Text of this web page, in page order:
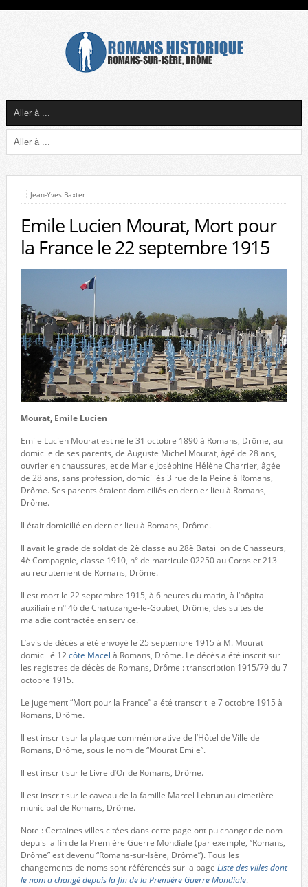
Jean-Yves Baxter
Emile Lucien Mourat, Mort pour
la France le 22 septembre 1915
Mourat, Emile Lucien
Emile Lucien Mourat est né le 31 octobre 1890 à Romans, Drôme, au
domicile de ses parents, de Auguste Michel Mourat, âgé de 28 ans,
ouvrier en chaussures, et de Marie Joséphine Hélène Charrier, âgée
de 28 ans, sans profession, domiciliés 3 rue de la Peine à Romans,
Drôme. Ses parents étaient domiciliés en dernier lieu à Romans,
Drôme.
Il était domicilié en dernier lieu à Romans, Drôme.
Il avait le grade de soldat de 2è classe au 28è Bataillon de Chasseurs,
4è Compagnie, classe 1910, n° de matricule 02250 au Corps et 213
au recrutement de Romans, Drôme.
Il est mort le 22 septembre 1915, à 6 heures du matin, à l’hôpital
auxiliaire n° 46 de Chatuzange-le-Goubet, Drôme, des suites de
maladie contractée en service.
L’avis de décès a été envoyé le 25 septembre 1915 à M. Mourat
domicilié 12côte Macel à Romans, Drôme. Le décès a été inscrit sur
les registres de décès de Romans, Drôme : transcription 1915/79 du 7
octobre 1915.
Le jugement “Mort pour la France” a été transcrit le 7 octobre 1915 à
Romans, Drôme.
Il est inscrit sur la plaque commémorative de l’Hôtel de Ville de
Romans, Drôme, sous le nom de “Mourat Emile”.
Il est inscrit sur le Livre d’Or de Romans, Drôme.
Il est inscrit sur le caveau de la famille Marcel Lebrun au cimetière
municipal de Romans, Drôme.
Note : Certaines villes citées dans cette page ont pu changer de nom
depuis la fin de la Première Guerre Mondiale (par exemple, “Romans,
Drôme” est devenu “Romans-sur-Isère, Drôme”). Tous les
changements de noms sont référencés sur la page Liste des villes dont
le nom a changé depuis la fin de la Première Guerre Mondiale.